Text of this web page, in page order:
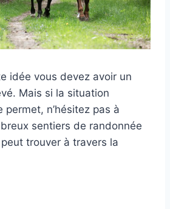
idée vous devez avoir un
Mais si la situation
permet, n’hésitez pas à
sentiers de randonnée
peut trouver à travers la